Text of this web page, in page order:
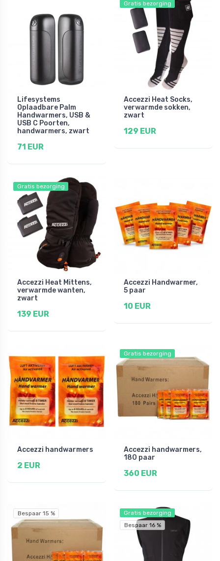
Lifesystems
Oplaadbare Palm
Handwarmers, USB &
USB C Poorten,
handwarmers, zwart
71 EUR
Gratis bezorging
Accezzi Heat Socks,
verwarmde sokken,
zwart
129 EUR
Gratis bezorging
Accezzi Heat Mittens,
verwarmde wanten,
zwart
139 EUR
Accezzi Handwarmer,
5 paar
10 EUR
Accezzi handwarmers
2 EUR
Gratis bezorging
Accezzi handwarmers,
180 paar
360 EUR
Bespaar 15 %
Gratis bezorging
Bespaar 16 %